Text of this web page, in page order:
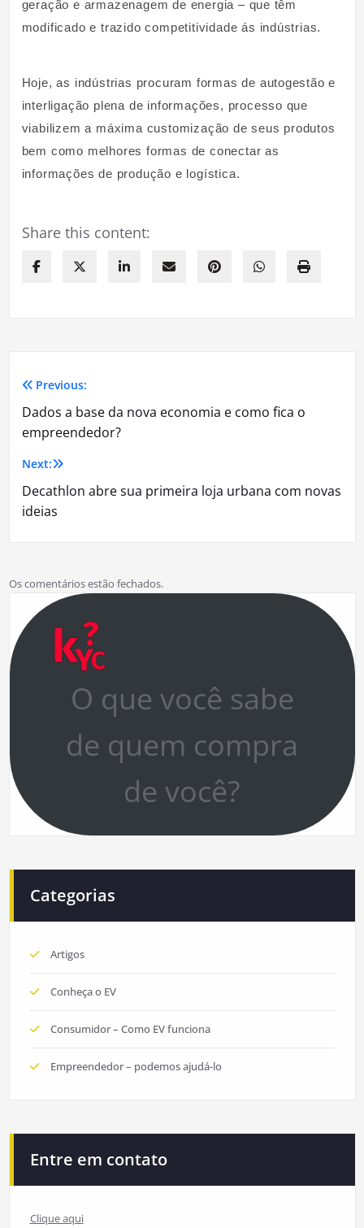
geração e armazenagem de energia – que têm
modificado e trazido competitividade ás indústrias.
Hoje, as indústrias procuram formas de autogestão e
interligação plena de informações, processo que
viabilizem a máxima customização de seus produtos
bem como melhores formas de conectar as
informações de produção e logística.
Share this content:
Navegação
de
Post
Previous:
Dados a base da nova economia e como fica o
empreendedor?
Next:
Decathlon abre sua primeira loja urbana com novas
ideias
Os comentários estão fechados.
O que você sabe
de quem compra
de você?
Categorias
Artigos
Conheça o EV
Consumidor – Como EV funciona
Empreendedor – podemos ajudá-lo
Entre em contato
Clique aqui